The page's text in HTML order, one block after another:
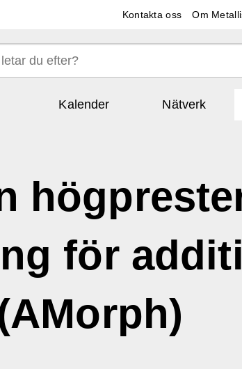
Kontakta oss Om
Kalender Nätverk
för